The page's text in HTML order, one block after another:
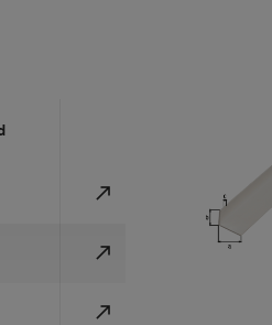
call_made
call_made
call_made